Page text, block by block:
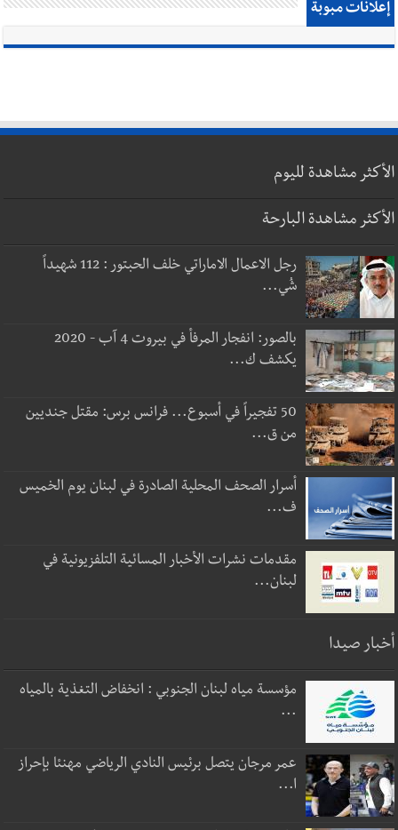
إعلانات مبوبة
الأكثر مشاهدة لليوم
الأكثر مشاهدة البارحة
رجل الاعمال الاماراتي خلف الحبتور : 112 شهيداً
شُي...
بالصور: انفجار المرفأ في بيروت 4 آب - 2020
يكشف ك...
50 تفجيراً في أسبوع... فرانس برس: مقتل جنديين
من ق...
أسرار الصحف المحلية الصادرة في لبنان يوم الخميس
ف...
مقدمات نشرات الأخبار المسائية التلفزيونية في
لبنان...
أخبار صيدا
مؤسسة مياه لبنان الجنوبي : انخفاض التغذية بالمياه
...
عمر مرجان يتصل برئيس النادي الرياضي مهنئا بإحراز
ا...